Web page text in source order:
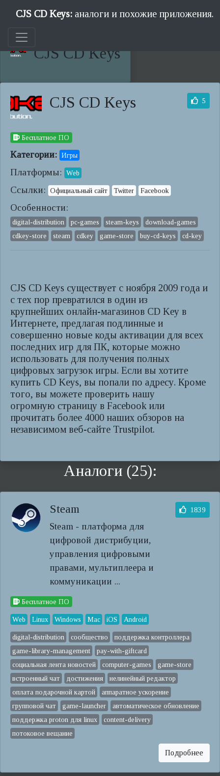
CJS CD Keys: аналоги и похожие приложения.
CJS CD Keys
CJS CD Keys 5
Бесплатное ПО
Категории: Игры
Платформы: Web
Ссылки: Официальный сайт Twitter Facebook
Особенности:
digital-distribution pc-games steam-keys
download-games
cdkey-store
steam cdkey game-store buy-cd-keys cd-key
CJS CD Keys существует с ноября 2009 года и
с тех пор превратился в один из
крупнейших онлайн-магазинов CD Key в
Интернете, предлагая подлинные и
совершенно новые коды активации для всех
последних игр для ПК, которые можно
использовать для получения полных
цифровых загрузок игры. Если вы хотите
купить CD Keys, вы попали по адресу. Кроме
того, вы можете проверить нашу
огромную страницу в Facebook или
прочитать более 4000 наших обзоров на
независимом веб-сайте Trustpilot.
Аналоги (25):
Steam
Steam - платформа для
цифровой дистрибуции,
управления цифровыми
правами, мультиплеера и
коммуникации ...
1839
Бесплатное ПО
Web Linux Windows Mac iOS Android
digital-distribution сообщество
поддержка контроллера
game-library-management
pay-with-giftcard
социальная лента новостей
computer-games
game-store
встроенный чат
достижения
нелинейный редактор
оплата подарочной картой
аппаратное ускорение
групповой чат
game-launcher
автоматическое обновление
поддержка proton для linux
content-delivery
потоковое вещание
Подробнее